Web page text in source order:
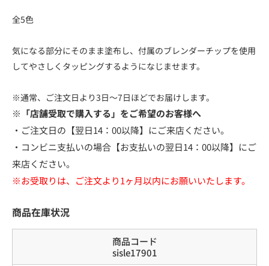
全5色
気になる部分にそのまま塗布し、付属のブレンダーチップを使用
してやさしくタッピングするようになじませます。
※通常、ご注文日より3日～7日ほどでお届けします。
※「店舗受取で購入する」をご希望のお客様へ
・ご注文日の【翌日14：00以降】にご来店ください。
・コンビニ支払いの場合【お支払いの翌日14：00以降】にご
来店ください。
※お受取りは、ご注文より1ヶ月以内にお願いいたします。
商品在庫状況
商品コード
sisle17901